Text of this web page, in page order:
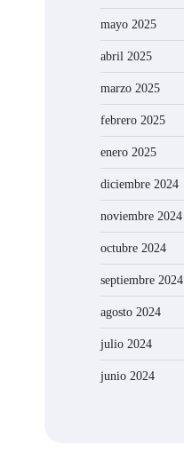
mayo 2025
abril 2025
marzo 2025
febrero 2025
enero 2025
diciembre 2024
noviembre 2024
octubre 2024
septiembre 2024
agosto 2024
julio 2024
junio 2024